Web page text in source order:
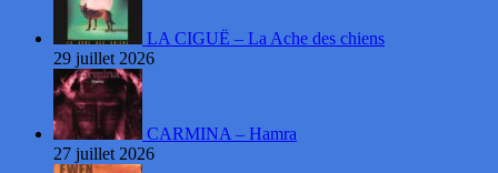
LA CIGUË – La Ache des chiens
29 juillet 2026
CARMINA – Hamra
27 juillet 2026